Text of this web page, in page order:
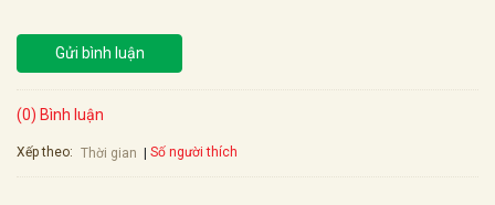
Gửi bình luận
(0) Bình luận
Xếp theo: Thời gian Số người thích